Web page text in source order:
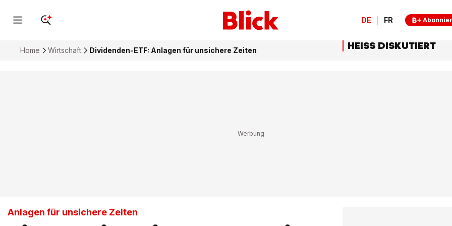
DE FR
Home Wirtschaft Dividenden-ETF: Anlagen für unsichere Zeiten
Anlagen für unsichere Zeiten
HEISS DISKUTIERT